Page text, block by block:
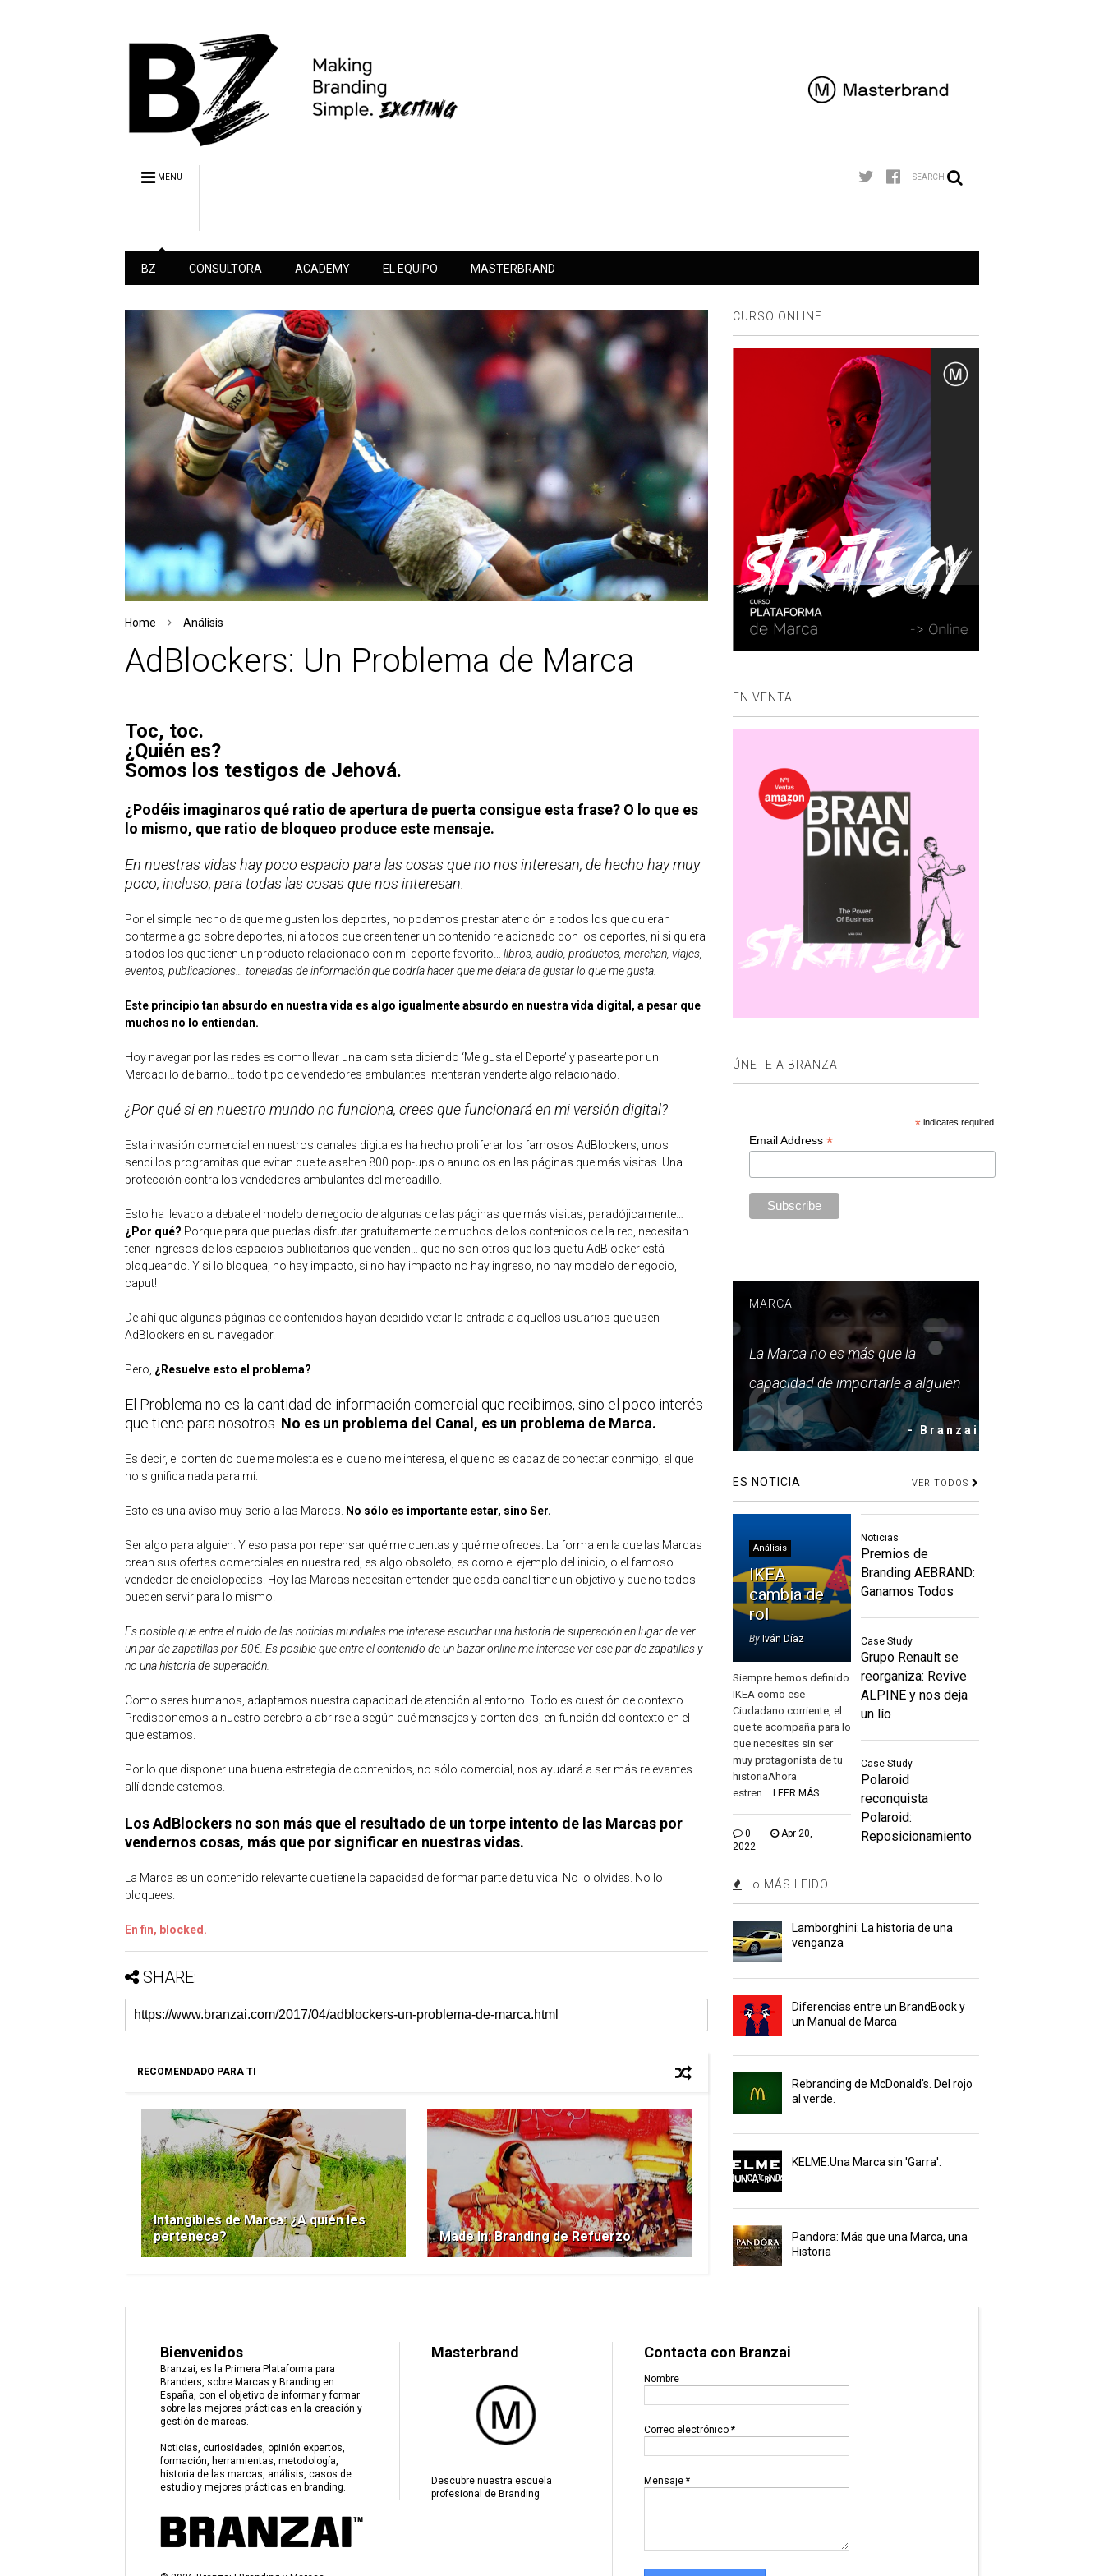
MENU SEARCH
BZ CONSULTORA ACADEMY EL EQUIPO MASTERBRAND
Home Análisis
AdBlockers: Un Problema de Marca
Toc, toc.
¿Quién es?
Somos los testigos de Jehová.
¿Podéis imaginaros qué ratio de apertura de puerta consigue esta frase? O lo que es
lo mismo, que ratio de bloqueo produce este mensaje.
En nuestras vidas hay poco espacio para las cosas que no nos interesan, de hecho hay muy
poco, incluso, para todas las cosas que nos interesan.
Por el simple hecho de que me gusten los deportes, no podemos prestar atención a todos los que quieran
contarme algo sobre deportes, ni a todos que creen tener un contenido relacionado con los deportes, ni si quiera
a todos los que tienen un producto relacionado con mi deporte favorito… libros, audio, productos, merchan, viajes,
eventos, publicaciones… toneladas de información que podría hacer que me dejara de gustar lo que me gusta.
Este principio tan absurdo en nuestra vida es algo igualmente absurdo en nuestra vida digital, a pesar que
muchos no lo entiendan.
Hoy navegar por las redes es como llevar una camiseta diciendo ‘Me gusta el Deporte’ y pasearte por un
Mercadillo de barrio… todo tipo de vendedores ambulantes intentarán venderte algo relacionado.
¿Por qué si en nuestro mundo no funciona, crees que funcionará en mi versión digital?
Esta invasión comercial en nuestros canales digitales ha hecho proliferar los famosos AdBlockers, unos
sencillos programitas que evitan que te asalten 800 pop-ups o anuncios en las páginas que más visitas. Una
protección contra los vendedores ambulantes del mercadillo.
Esto ha llevado a debate el modelo de negocio de algunas de las páginas que más visitas, paradójicamente…
¿Por qué? Porque para que puedas disfrutar gratuitamente de muchos de los contenidos de la red, necesitan
tener ingresos de los espacios publicitarios que venden… que no son otros que los que tu AdBlocker está
bloqueando. Y si lo bloquea, no hay impacto, si no hay impacto no hay ingreso, no hay modelo de negocio,
caput!
De ahí que algunas páginas de contenidos hayan decidido vetar la entrada a aquellos usuarios que usen
AdBlockers en su navegador.
Pero, ¿Resuelve esto el problema?
El Problema no es la cantidad de información comercial que recibimos, sino el poco interés
que tiene para nosotros. No es un problema del Canal, es un problema de Marca.
Es decir, el contenido que me molesta es el que no me interesa, el que no es capaz de conectar conmigo, el que
no significa nada para mí.
Esto es una aviso muy serio a las Marcas. No sólo es importante estar, sino Ser.
Ser algo para alguien. Y eso pasa por repensar qué me cuentas y qué me ofreces. La forma en la que las Marcas
crean sus ofertas comerciales en nuestra red, es algo obsoleto, es como el ejemplo del inicio, o el famoso
vendedor de enciclopedias. Hoy las Marcas necesitan entender que cada canal tiene un objetivo y que no todos
pueden servir para lo mismo.
Es posible que entre el ruido de las noticias mundiales me interese escuchar una historia de superación en lugar de ver
un par de zapatillas por 50€. Es posible que entre el contenido de un bazar online me interese ver ese par de zapatillas y
no una historia de superación.
Como seres humanos, adaptamos nuestra capacidad de atención al entorno. Todo es cuestión de contexto.
Predisponemos a nuestro cerebro a abrirse a según qué mensajes y contenidos, en función del contexto en el
que estamos.
Por lo que disponer una buena estrategia de contenidos, no sólo comercial, nos ayudará a ser más relevantes
allí donde estemos.
Los AdBlockers no son más que el resultado de un torpe intento de las Marcas por
vendernos cosas, más que por significar en nuestras vidas.
La Marca es un contenido relevante que tiene la capacidad de formar parte de tu vida. No lo olvides. No lo
bloquees.
En fin, blocked.
SHARE:
RECOMENDADO PARA TI
Intangibles de Marca: ¿A quién les
pertenece?
Made In: Branding de Refuerzo
CURSO ONLINE
EN VENTA
ÚNETE A BRANZAI
*indicates required
Email Address *
MARCA
La Marca no es más que la
capacidad de importarle a alguien
- Branzai
ES NOTICIA VER TODOS
Análisis
IKEA
cambia de
rol
By Iván Díaz
Siempre hemos definido
IKEA como ese
Ciudadano corriente, el
que te acompaña para lo
que necesites sin ser
muy protagonista de tu
historiaAhora
estren...
LEER MÁS
0
Apr 20,
2022
Noticias
Premios de
Branding AEBRAND:
Ganamos Todos
Case Study
Grupo Renault se
reorganiza: Revive
ALPINE y nos deja
un lío
Case Study
Polaroid
reconquista
Polaroid:
Reposicionamiento
Lo MÁS LEIDO
Lamborghini: La historia de una
venganza
Diferencias entre un BrandBook y
un Manual de Marca
Rebranding de McDonald's. Del rojo
al verde.
KELME.Una Marca sin 'Garra'.
Pandora: Más que una Marca, una
Historia
Bienvenidos
Branzai, es la Primera Plataforma para
Branders, sobre Marcas y Branding en
España, con el objetivo de informar y formar
sobre las mejores prácticas en la creación y
gestión de marcas.
Noticias, curiosidades, opinión expertos,
formación, herramientas, metodología,
historia de las marcas, análisis, casos de
estudio y mejores prácticas en branding.
Masterbrand
Descubre nuestra escuela
profesional de Branding
Contacta con Branzai
Nombre
Correo electrónico *
Mensaje *